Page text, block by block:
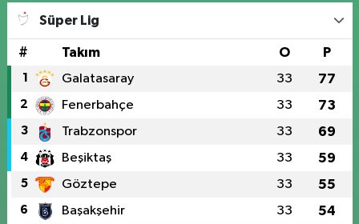
Süper Lig
# Takım O P
1 Galatasaray 33 77
2 Fenerbahçe 33 73
3 Trabzonspor 33 69
4 Beşiktaş 33 59
5 Göztepe 33 55
6 Başakşehir 33 54